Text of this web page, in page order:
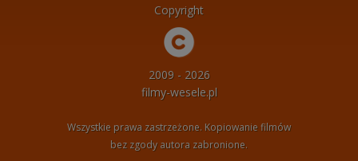
Copyright
2009 - 2026
filmy-wesele.pl
Wszystkie prawa zastrzeżone. Kopiowanie filmów
bez zgody autora zabronione.